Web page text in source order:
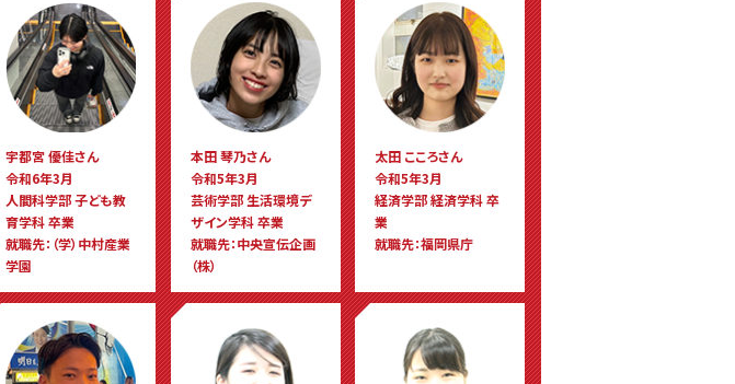
宇都宮 優佳さん
令和6年3月
人間科学部 子ども教
育学科 卒業
就職先：（学）中村産業
学園
本田 琴乃さん
令和5年3月
芸術学部 生活環境デ
ザイン学科 卒業
就職先：中央宣伝企画
（株）
太田 こころさん
令和5年3月
経済学部 経済学科 卒
業
就職先：福岡県庁